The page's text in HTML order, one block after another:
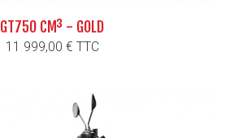
GT750 CM³ - GOLD
Prix
11 999,00 € TTC